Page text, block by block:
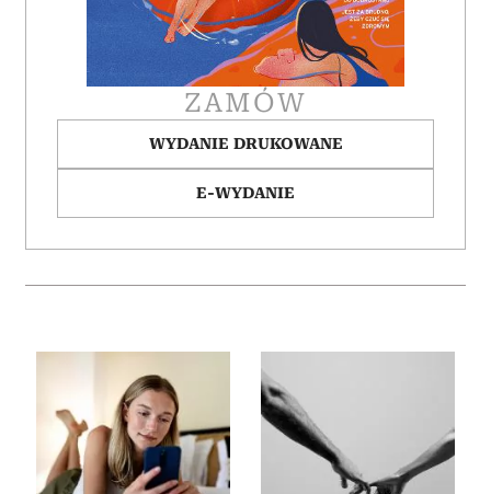
ZAMÓW
WYDANIE DRUKOWANE
E-WYDANIE